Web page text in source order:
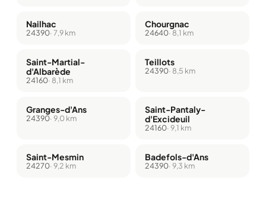
Nailhac
24390· 7,9 km
Chourgnac
24640· 8,1 km
Saint-Martial-
d'Albarède
24160· 8,1 km
Teillots
24390· 8,5 km
Granges-d'Ans
24390· 9,0 km
Saint-Pantaly-
d'Excideuil
24160· 9,1 km
Saint-Mesmin
24270· 9,2 km
Badefols-d'Ans
24390· 9,3 km